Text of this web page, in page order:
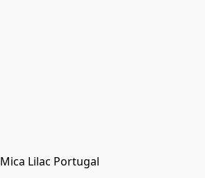
Mica Lilac Portugal